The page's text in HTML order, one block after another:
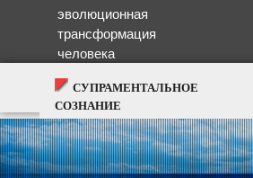
эволюционная
трансформация
человека
СУПРАМЕНТАЛЬНОЕ
СОЗНАНИЕ